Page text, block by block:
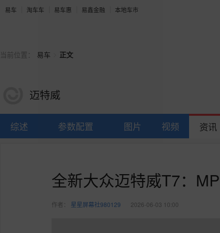
易车 淘车车 易车惠 易鑫金融 本地车市
当前位置： 易车 正文
迈特威
综述 参数配置 图片 视频 资讯
全新大众迈特威T7：
作者： 星星屏幕社980129 2026-06-03 10:00